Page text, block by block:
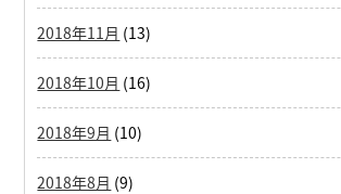
2018年11月 (13)
2018年10月 (16)
2018年9月 (10)
2018年8月 (9)